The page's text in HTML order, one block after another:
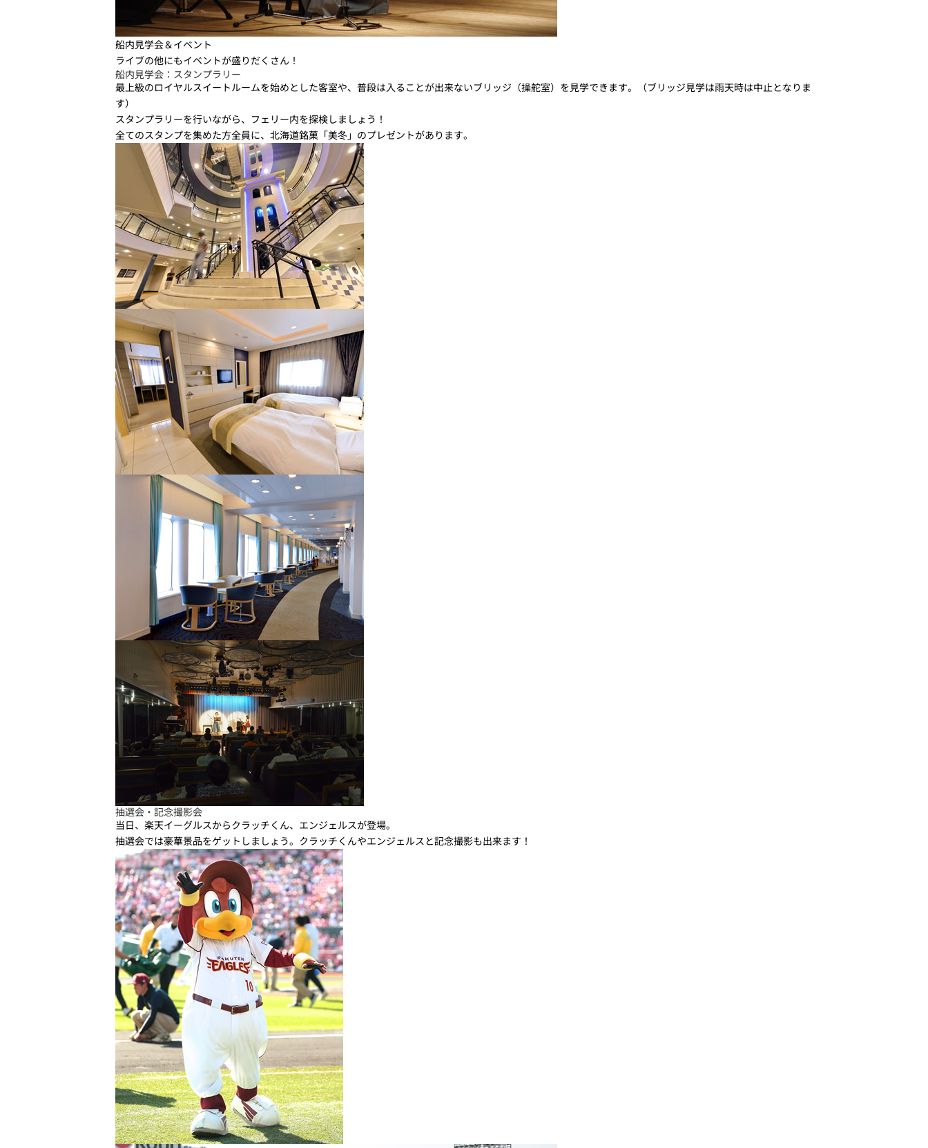
船内見学会＆イベント
ライブの他にもイベントが盛りだくさん！
船内見学会：スタンプラリー
最上級のロイヤルスイートルームを始めとした客室や、普段は入ることが出来ないブリッジ（操舵室）を見学できます。（ブリッジ見学は雨天時は中止となりま
す）
スタンプラリーを行いながら、フェリー内を探検しましょう！
全てのスタンプを集めた方全員に、北海道銘菓「美冬」のプレゼントがあります。
抽選会・記念撮影会
当日、楽天イーグルスからクラッチくん、エンジェルスが登場。
抽選会では豪華景品をゲットしましょう。クラッチくんやエンジェルスと記念撮影も出来ます！